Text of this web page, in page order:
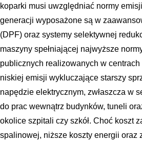
koparki musi uwzględniać normy
generacji wyposażone są w
(DPF) oraz systemy selektywnej
maszyny spełniającej najwyższe
publicznych realizowanych w
niskiej emisji wykluczające starszy
napędzie elektrycznym, zwłaszcza w
do prac wewnątrz budynków, tuneli
okolice szpitali czy szkół. Choć koszt
spalinowej, niższe koszty energii oraz